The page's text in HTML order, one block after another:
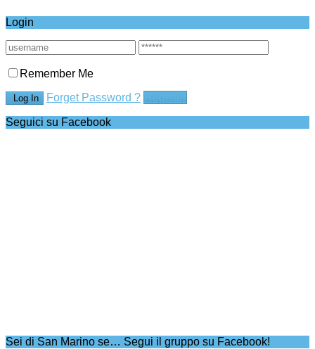
Login
Remember Me
Forget Password ?
Seguici su Facebook
Sei di San Marino se… Segui il gruppo su Facebook!